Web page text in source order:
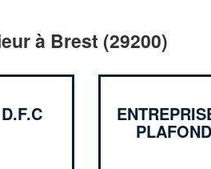
à Brest (29200)